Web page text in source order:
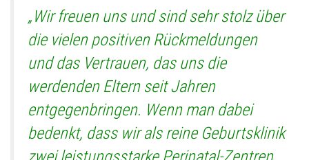
„Wir freuen uns und sind sehr stolz über
die vielen positiven Rückmeldungen
und das Vertrauen, das uns die
werdenden Eltern seit Jahren
entgegenbringen. Wenn man dabei
bedenkt, dass wir als reine Geburtsklinik